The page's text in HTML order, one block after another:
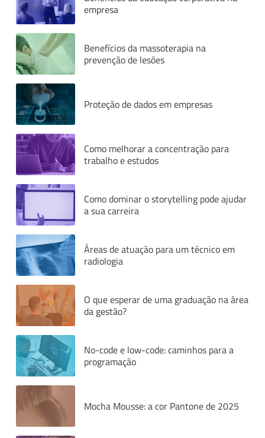
empresa
Benefícios da massoterapia na
prevenção de lesões
Proteção de dados em empresas
Como melhorar a concentração para
trabalho e estudos
Como dominar o storytelling pode ajudar
a sua carreira
Áreas de atuação para um técnico em
radiologia
O que esperar de uma graduação na área
da gestão?
No-code e low-code: caminhos para a
programação
Mocha Mousse: a cor Pantone de 2025
Whatsapp Facebook Linkedin